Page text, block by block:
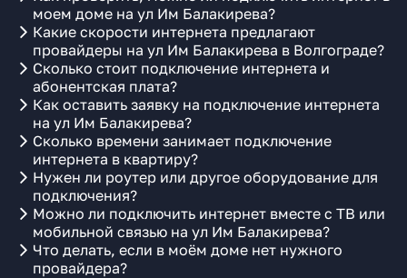
моем доме на ул Им Балакирева?
Какие скорости интернета предлагают
провайдеры на ул Им Балакирева в Волгограде?
Сколько стоит подключение интернета и
абонентская плата?
Как оставить заявку на подключение интернета
на ул Им Балакирева?
Сколько времени занимает подключение
интернета в квартиру?
Нужен ли роутер или другое оборудование для
подключения?
Можно ли подключить интернет вместе с ТВ или
мобильной связью на ул Им Балакирева?
Что делать, если в моём доме нет нужного
провайдера?